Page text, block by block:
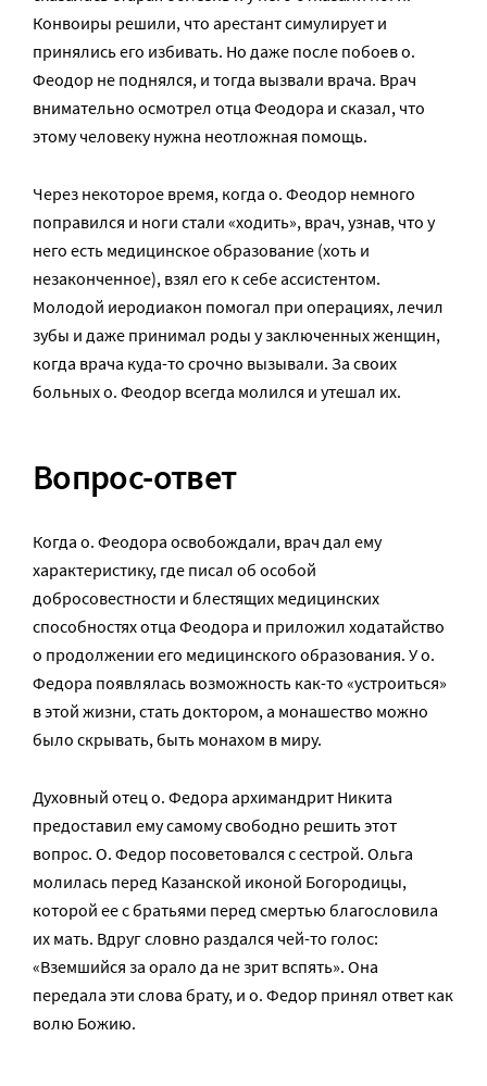
Конвоиры решили, что арестант симулирует и
принялись его избивать. Но даже после побоев о.
Феодор не поднялся, и тогда вызвали врача. Врач
внимательно осмотрел отца Феодора и сказал, что
этому человеку нужна неотложная помощь.
Через некоторое время, когда о. Феодор немного
поправился и ноги стали «ходить», врач, узнав, что у
него есть медицинское образование (хоть и
незаконченное), взял его к себе ассистентом.
Молодой иеродиакон помогал при операциях, лечил
зубы и даже принимал роды у заключенных женщин,
когда врача куда-то срочно вызывали. За своих
больных о. Феодор всегда молился и утешал их.
Вопрос-ответ
Когда о. Феодора освобождали, врач дал ему
характеристику, где писал об особой
добросовестности и блестящих медицинских
способностях отца Феодора и приложил ходатайство
о продолжении его медицинского образования. У о.
Федора появлялась возможность как-то «устроиться»
в этой жизни, стать доктором, а монашество можно
было скрывать, быть монахом в миру.
Духовный отец о. Федора архимандрит Никита
предоставил ему самому свободно решить этот
вопрос. О. Федор посоветовался с сестрой. Ольга
молилась перед Казанской иконой Богородицы,
которой ее с братьями перед смертью благословила
их мать. Вдруг словно раздался чей-то голос:
«Вземшийся за орало да не зрит вспять». Она
передала эти слова брату, и о. Федор принял ответ как
волю Божию.